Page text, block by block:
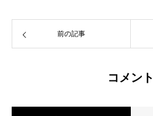
前の記事
コメント